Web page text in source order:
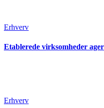
Erhverv
Etablerede virksomheder
Erhverv